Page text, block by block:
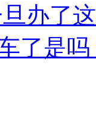
办了
了是吗